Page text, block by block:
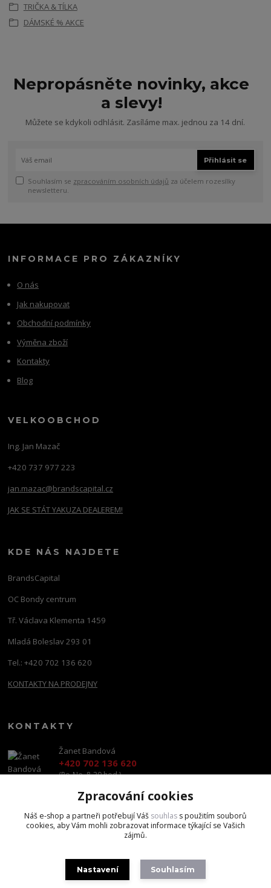
TRIČKA & TÍLKA
DÁMSKÉ % AKCE
Nepropásněte novinky, akce
a slevy!
Můžete se kdykoli odhlásit. Zasíláme max. jednou za 14 dní.
Přihlásit se
Souhlasím se zpracováním osobních údajů za účelem rozesílky
newsletteru.
INFORMACE PRO ZÁKAZNÍKY
O nás
Jak nakupovat
Obchodní podmínky
Výměna zboží
Kontakty
Blog
VELKOOBCHOD
Ing. Jan Mazač
+420 737 977 223
jan.mazac@brandscapital.cz
JAK SE STÁT YAKUZA DEALEREM!
KDE NÁS NAJDETE
BrandsCapital
OC Bondy centrum
Tř. Václava Klementa 1459
Mladá Boleslav 293 01
Tel.: +420 702 136 620
KONTAKTY NA PRODEJNY
KONTAKTY
Žanet Bandová
+420 702 136 620
(Po-Ne, 8-20 hod.)
shop@brandscapital.cz
Zpracování cookies
Náš e-shop a partneři potřebují Váš souhlas s použitím souborů
cookies, aby Vám mohli zobrazovat informace týkající se Vašich
zájmů.
Nastavení Souhlasím